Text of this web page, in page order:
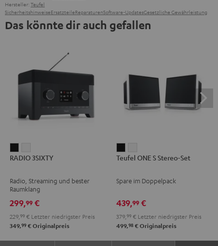
Hersteller: Teufel
SicherheitshinweiseErsatzteileReparaturenSoftware-UpdatesGesetzliche Gewährleistung
Das könnte dir auch gefallen
3SIXTY3SIXTY
RADIO 3SIXTY
Radio, Streaming und bester
Raumklang
299,99 €
229, 99 € Letzter niedrigster Preis
349,99 € Originalpreis
ONE
Stereo-
Schwarz
ONE
Stereo-
Weiß
Teufel ONE S Stereo-Set
Spare im Doppelpack
439,99 €
379, 99 € Letzter niedrigster Preis
499,98 € Originalpreis